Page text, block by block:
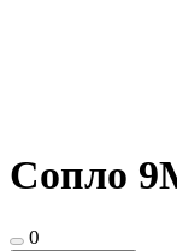
Сопло
0